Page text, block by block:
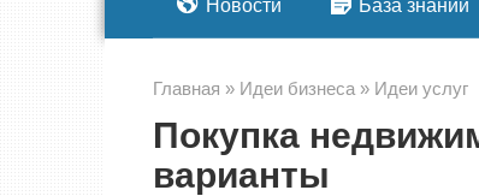
Новости База знаний
Главная » Идеи бизнеса » Идеи услуг
Покупка
варианты